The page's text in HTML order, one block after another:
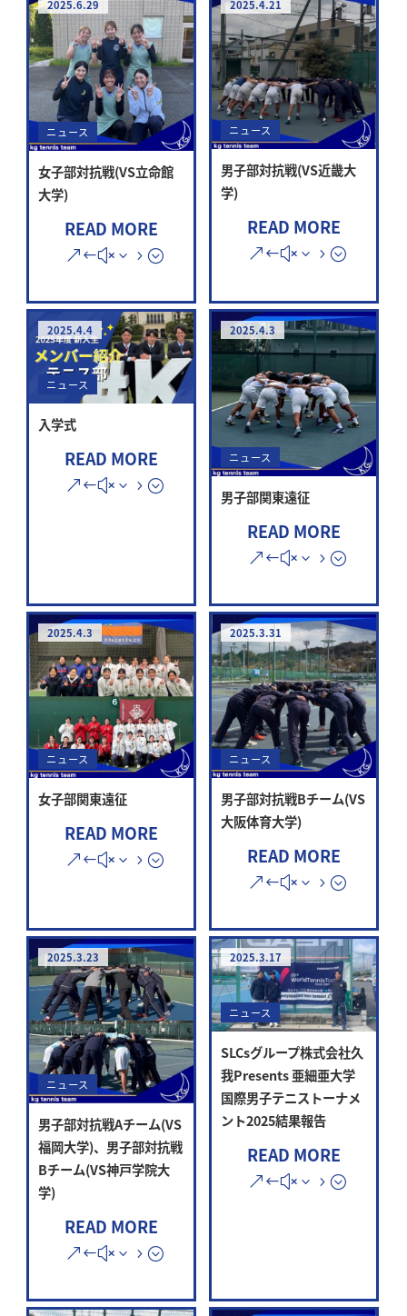
2025.6.29
ニュース
女子部対抗戦(VS立命館
大学)
READ MORE
2025.4.21
ニュース
男子部対抗戦(VS近畿大
学)
READ MORE
2025.4.4
ニュース
入学式
READ MORE
2025.4.3
ニュース
男子部関東遠征
READ MORE
2025.4.3
ニュース
女子部関東遠征
READ MORE
2025.3.31
ニュース
男子部対抗戦Bチーム(VS
大阪体育大学)
READ MORE
2025.3.23
ニュース
男子部対抗戦Aチーム(VS
福岡大学)、男子部対抗戦
Bチーム(VS神戸学院大
学)
READ MORE
2025.3.17
ニュース
SLCsグループ株式会社久
我Presents 亜細亜大学
国際男子テニストーナメ
ント2025結果報告
READ MORE